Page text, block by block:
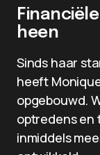
heen
Sinds haar
heeft
opgebouwd.
optredens en
inmiddels